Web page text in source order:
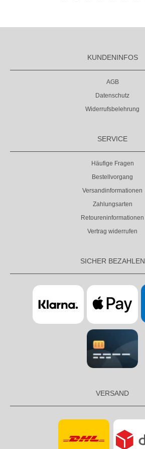
KUNDENINFOS
AGB
Datenschutz
Widerrufsbelehrung
SERVICE
Häufige Fragen
Bestellvorgang
Versandinformationen
Zahlungsarten
Retoureninformationen
Vertrag widerrufen
SICHER BEZAHLEN
VERSAND